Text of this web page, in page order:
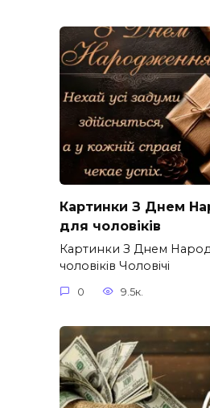
Картинки З Днем
для чоловіків​
Картинки З Днем
чоловіків​ Чоловічі
0 9.5к.